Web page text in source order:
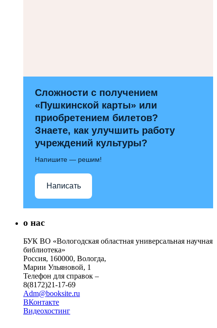
Сложности с получением
«Пушкинской карты» или
приобретением билетов?
Знаете, как улучшить работу
учреждений культуры?
Напишите — решим!
Написать
о нас
БУК ВО «Вологодская областная универсальная научная
библиотека»
Россия, 160000, Вологда,
Марии Ульяновой, 1
Телефон для справок –
8(8172)21-17-69
Adm@booksite.ru
ВКонтакте
Видеохостинг